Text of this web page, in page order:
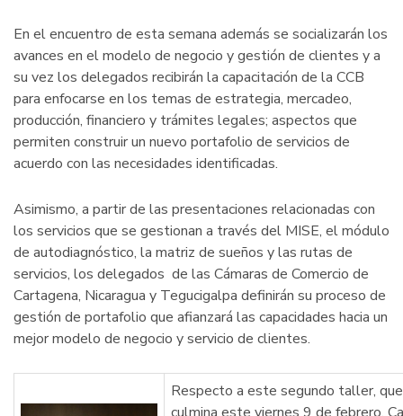
En el encuentro de esta semana además se socializarán los
avances en el modelo de negocio y gestión de clientes y a
su vez los delegados recibirán la capacitación de la CCB
para enfocarse en los temas de estrategia, mercadeo,
producción, financiero y trámites legales; aspectos que
permiten construir un nuevo portafolio de servicios de
acuerdo con las necesidades identificadas.
Asimismo, a partir de las presentaciones relacionadas con
los servicios que se gestionan a través del MISE, el módulo
de autodiagnóstico, la matriz de sueños y las rutas de
servicios, los delegados de las Cámaras de Comercio de
Cartagena, Nicaragua y Tegucigalpa definirán su proceso de
gestión de portafolio que afianzará las capacidades hacia un
mejor modelo de negocio y servicio de clientes.
Respecto a este segundo taller,